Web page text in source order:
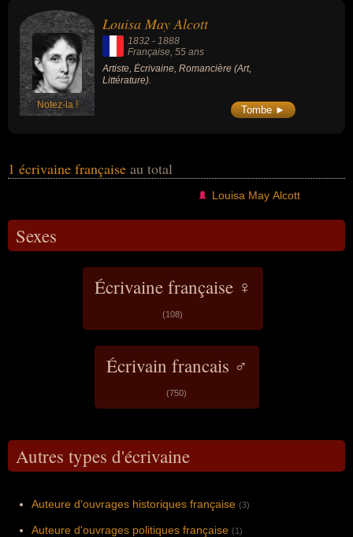
également avoir été artiste ou romancière.
Notez-la !
Louisa May Alcott
1832 - 1888
Française, 55 ans
Artiste, Écrivaine, Romancière (Art,
Littérature).
Tombe ►
1 écrivaine française au total
Louisa May Alcott
Sexes
Écrivaine française ♀
(108)
Écrivain francais ♂
(750)
Autres types d'écrivaine
Auteure d'ouvrages historiques française (3)
Auteure d'ouvrages politiques française (1)